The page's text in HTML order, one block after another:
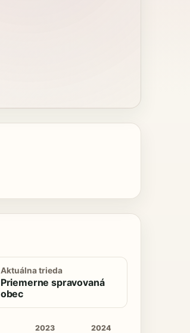
Aktuálna trieda
Priemerne spravovaná
obec
2023 2024